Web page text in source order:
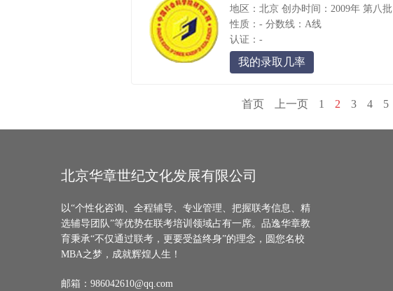
地区：北京 创办时间：2009年 第八批
性质：- 分数线：A线
认证：-
我的录取几率
首页 上一页 1 2 3 4 5
北京华章世纪文化发展有限公司
以“个性化咨询、全程辅导、专业管理、把握联考信息、精
选辅导团队”等优势在联考培训领域占有一席。品逸华章教
育秉承“不仅通过联考，更要受益终身”的理念，圆您名校
MBA之梦，成就辉煌人生！
邮箱：986042610@qq.com